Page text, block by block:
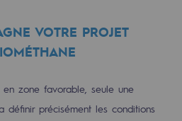
programme de sécurité
VOTRE PROJET
zone favorable, seule une
définir précisément les conditions